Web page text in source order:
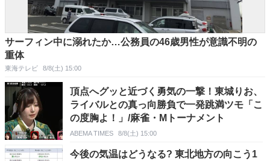
サーフィン中に溺れたか…公務員の46歳男性が意識不明の
重体
東海テレビ 8/8(土) 15:00
頂点へグッと近づく勇気の一撃！東城りお、
ライバルとの真っ向勝負で一発跳満ツモ「こ
の度胸よ！」/麻雀・Mトーナメント
ABEMA TIMES 8/8(土) 15:00
今後の気温はどうなる? 東北地方の向こう1